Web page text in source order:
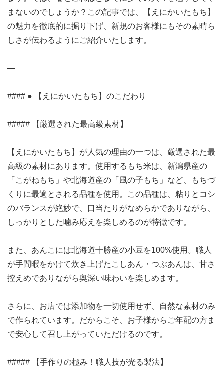
まないのでしょうか？この記事では、【えにかいたもち】
の魅力を徹底的に掘り下げ、新規のお客様にもその素晴ら
しさが伝わるようにご紹介いたします。
—
#### ● 【えにかいたもち】のこだわり
##### 【厳選された最高級素材】
【えにかいたもち】が人気の理由の一つは、厳選された最
高級の素材にあります。使用するもち米は、新潟県産の
「こがねもち」や北海道産の「風の子もち」など、もちづ
くりに最適とされる品種を使用。この品種は、粘りとコシ
のバランスが絶妙で、口当たりがなめらかでありながら、
しっかりとした噛み応えを楽しめるのが特徴です。
また、あんこには北海道十勝産の小豆を100%使用。職人
が手間暇をかけて炊き上げたこしあん・つぶあんは、甘さ
控えめでありながら奥深い味わいを楽しめます。
さらに、お店では添加物を一切使用せず、自然な素材のみ
で作られています。だからこそ、お子様からご年配の方ま
で安心して召し上がっていただけるのです。
##### 【手作りの極み！職人技が光る製法】